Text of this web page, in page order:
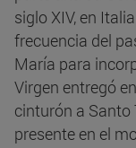
siglo XIV, en
frecuencia del
María para
Virgen entregó
cinturón a Santo
presente en el